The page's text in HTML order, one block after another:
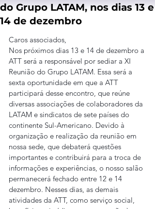
do Grupo LATAM, nos dias 13 e
14 de dezembro
Caros associados,
Nos próximos dias 13 e 14 de dezembro a
ATT será a responsável por sediar a XI
Reunião do Grupo LATAM. Essa será a
sexta oportunidade em que a ATT
participará desse encontro, que reúne
diversas associações de colaboradores da
LATAM e sindicatos de sete países do
continente Sul-Americano. Devido à
organização e realização da reunião em
nossa sede, que debaterá questões
importantes e contribuirá para a troca de
informações e experiências, o nosso salão
permanecerá fechado entre 12 e 14
dezembro. Nesses dias, as demais
atividades da ATT, como serviço social,